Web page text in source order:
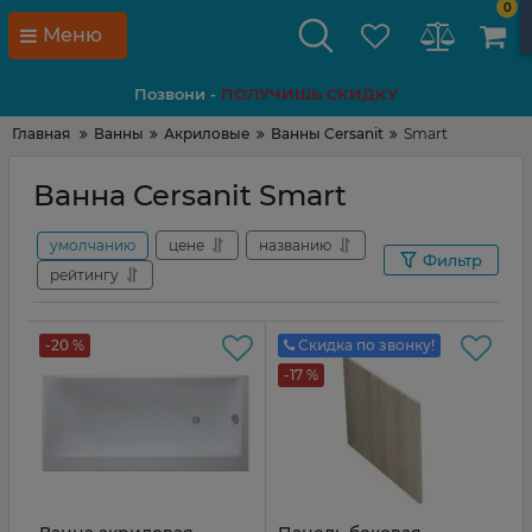
Меню
0
Позвони - ПОЛУЧИШЬ СКИДКУ
Главная Ванны Акриловые Ванны Cersanit Smart
Ванна Cersanit Smart
умолчанию цене
названию
рейтингу
Фильтр
-20 %
Скидка по звонку!
-17 %